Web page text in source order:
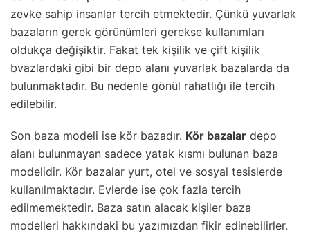
zevke sahip insanlar tercih etmektedir. Çünkü yuvarlak
bazaların gerek görünümleri gerekse kullanımları
oldukça değişiktir. Fakat tek kişilik ve çift kişilik
bvazlardaki gibi bir depo alanı yuvarlak bazalarda da
bulunmaktadır. Bu nedenle gönül rahatlığı ile tercih
edilebilir.
Son baza modeli ise kör bazadır. Kör bazalar depo
alanı bulunmayan sadece yatak kısmı bulunan baza
modelidir. Kör bazalar yurt, otel ve sosyal tesislerde
kullanılmaktadır. Evlerde ise çok fazla tercih
edilmemektedir. Baza satın alacak kişiler baza
modelleri hakkındaki bu yazımızdan fikir edinebilirler.